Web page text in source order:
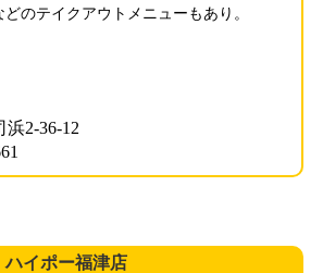
のテイクアウトメニューもあり。
2-36-12
イポー福津店